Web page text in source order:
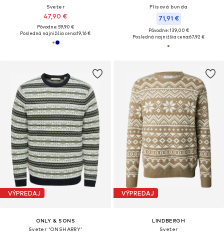
Sveter
47,90 €
Pôvodne: 59,90 €
Posledná najnižšia cena:19,16 €
Flisová bunda
71,91 €
Pôvodne: 139,00 €
Posledná najnižšia cena:67,92 €
VÝPREDAJ
ONLY & SONS
Sveter 'ONSHARRY'
VÝPREDAJ
LINDBERGH
Sveter